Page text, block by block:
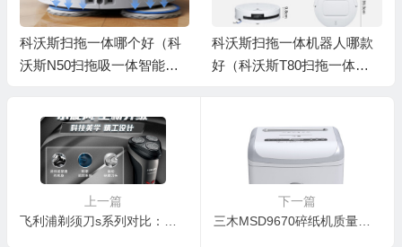
科沃斯扫拖一体哪个好（科
沃斯N50扫拖吸一体智能家
科沃斯扫拖一体机器人哪款
好（科沃斯T80扫拖一体机
上一篇
下一篇
三木MSD9670碎纸机质量如何？一篇深度解读助你轻松上手
💰
🎁
💰